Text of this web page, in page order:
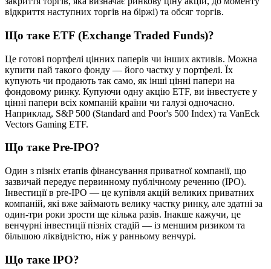
відкриття наступних торгів на біржі) та обсяг торгів.
Що таке ETF (Exchange Traded Funds)?
Це готові портфелі цінних паперів чи інших активів. Можна
купити пай такого фонду — його частку у портфелі. Їх
купують чи продають так само, як інші цінні папери на
фондовому ринку. Купуючи одну акцію ETF, ви інвестуєте у
цінні папери всіх компаній країни чи галузі одночасно.
Наприклад, S&P 500 (Standard and Poor's 500 Index) та VanEck
Vectors Gaming ETF.
Що таке Pre-IPO?
Один з пізніх етапів фінансування приватної компанії, що
зазвичай передує первинному публічному реченню (IPO).
Інвестиції в pre-IPO — це купівля акцій великих приватних
компаній, які вже займають велику частку ринку, але здатні за
один-три роки зрости ще кілька разів. Інакше кажучи, це
венчурні інвестиції пізніх стадій — із меншим ризиком та
більшою ліквідністю, ніж у ранньому венчурі.
Що таке IPO?